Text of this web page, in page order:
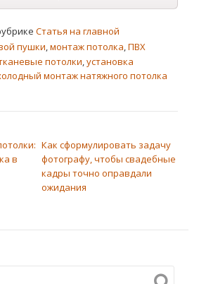
Статья на главной
пушки монтаж потолка ПВХ
потолки установка
монтаж натяжного потолка
в
Как сформулировать задачу
фотографу, чтобы свадебные
кадры точно оправдали
ожидания